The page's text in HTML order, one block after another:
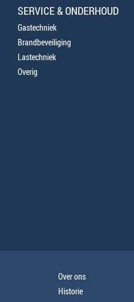
SERVICE & ONDERHOUD
Gastechniek
Brandbeveiliging
Lastechniek
Overig
Over ons
Historie